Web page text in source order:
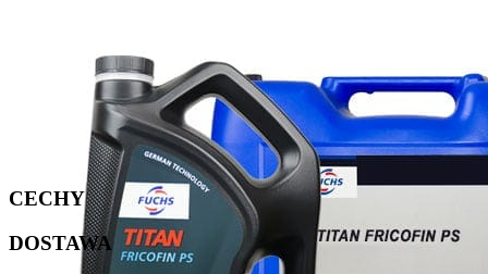
CECHY
DOSTAWA